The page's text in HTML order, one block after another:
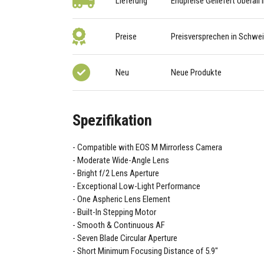
Preise Preisversprechen in
Neu Neue Produkte
Spezifikation
Compatible with EOS M Mirrorless Camera
Moderate Wide-Angle Lens
Bright f/2 Lens Aperture
Exceptional Low-Light Performance
One Aspheric Lens Element
Built-In Stepping Motor
Smooth & Continuous AF
Seven Blade Circular Aperture
Short Minimum Focusing Distance of 5.9"